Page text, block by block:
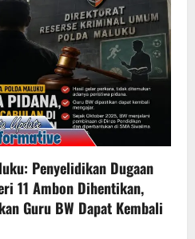
Penyelidikan Dugaan
11 Ambon Dihentikan,
Guru BW Dapat Kembali